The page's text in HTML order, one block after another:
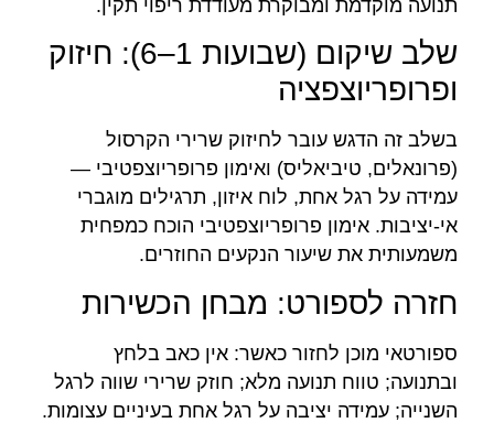
תנועה מוקדמת ומבוקרת מעודדת ריפוי תקין.
שלב שיקום (שבועות 1–6): חיזוק
ופרופריוצפציה
בשלב זה הדגש עובר לחיזוק שרירי הקרסול
(פרונאלים, טיביאליס) ואימון פרופריוצפטיבי —
עמידה על רגל אחת, לוח איזון, תרגילים מוגברי
אי-יציבות. אימון פרופריוצפטיבי הוכח כמפחית
משמעותית את שיעור הנקעים החוזרים.
חזרה לספורט: מבחן הכשירות
ספורטאי מוכן לחזור כאשר: אין כאב בלחץ
ובתנועה; טווח תנועה מלא; חוזק שרירי שווה לרגל
השנייה; עמידה יציבה על רגל אחת בעיניים עצומות.